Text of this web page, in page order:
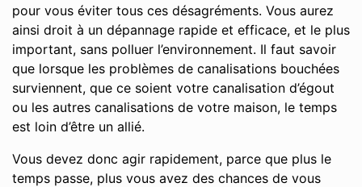
pour vous éviter tous ces désagréments. Vous aurez
ainsi droit à un dépannage rapide et efficace, et le plus
important, sans polluer l’environnement. Il faut savoir
que lorsque les problèmes de canalisations bouchées
surviennent, que ce soient votre canalisation d’égout
ou les autres canalisations de votre maison, le temps
est loin d’être un allié.
Vous devez donc agir rapidement, parce que plus le
temps passe, plus vous avez des chances de vous